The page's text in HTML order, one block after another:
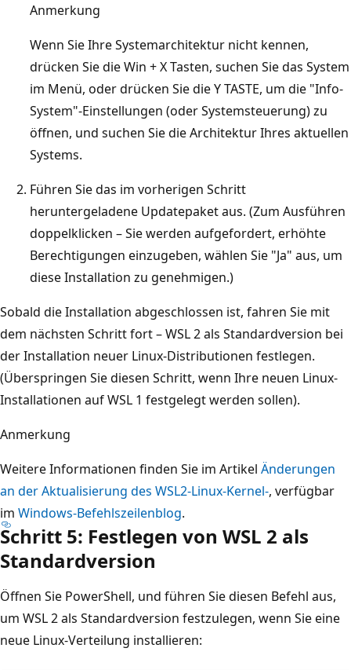
Anmerkung
Wenn Sie Ihre Systemarchitektur nicht kennen,
drücken Sie die Win + X Tasten, suchen Sie das System
im Menü, oder drücken Sie die Y TASTE, um die "Info-
System"-Einstellungen (oder Systemsteuerung) zu
öffnen, und suchen Sie die Architektur Ihres aktuellen
Systems.
Führen Sie das im vorherigen Schritt
heruntergeladene Updatepaket aus. (Zum Ausführen
doppelklicken – Sie werden aufgefordert, erhöhte
Berechtigungen einzugeben, wählen Sie "Ja" aus, um
diese Installation zu genehmigen.)
Sobald die Installation abgeschlossen ist, fahren Sie mit
dem nächsten Schritt fort – WSL 2 als Standardversion bei
der Installation neuer Linux-Distributionen festlegen.
(Überspringen Sie diesen Schritt, wenn Ihre neuen Linux-
Installationen auf WSL 1 festgelegt werden sollen).
Anmerkung
Weitere Informationen finden Sie im Artikel Änderungen
an der Aktualisierung des WSL2-Linux-Kernel-, verfügbar
im Windows-Befehlszeilenblog.
Schritt 5: Festlegen von WSL 2 als
Standardversion
Öffnen Sie PowerShell, und führen Sie diesen Befehl aus,
um WSL 2 als Standardversion festzulegen, wenn Sie eine
neue Linux-Verteilung installieren: